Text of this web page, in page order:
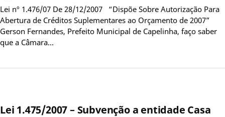
Lei nº 1.476/07 De 28/12/2007 “Dispõe Sobre Autorização Para
Abertura de Créditos Suplementares ao Orçamento de 2007”
Gerson Fernandes, Prefeito Municipal de Capelinha, faço saber
que a Câmara…
Lei 1.475/2007 – Subvenção a entidade Casa